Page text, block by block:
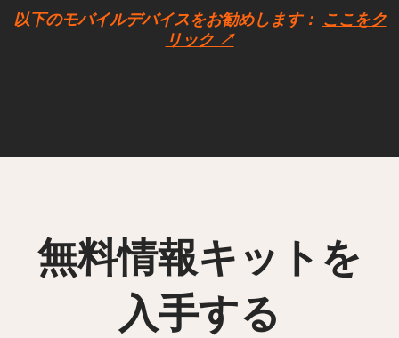
以下のモバイルデバイスをお勧めします： ここをク
リック ↗
無料情報キットを
入手する